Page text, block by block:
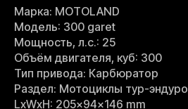
Марка: MOTOLAND
Модель: 300 garet
Мощность, л.с.: 25
Объём двигателя, куб: 300
Тип привода: Карбюратор
Раздел: Мотоциклы тур-эндуро
LxWxH: 205x94x146 mm